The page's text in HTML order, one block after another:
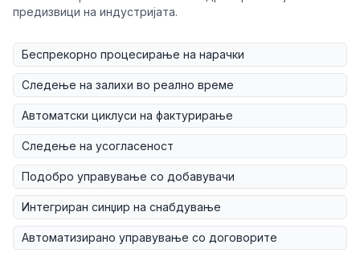
предизвици на индустријата.
Беспрекорно процесирање на нарачки
Следење на залихи во реално време
Автоматски циклуси на фактурирање
Следење на усогласеност
Подобро управување со добавувачи
Интегриран синџир на снабдување
Автоматизирано управување со договорите